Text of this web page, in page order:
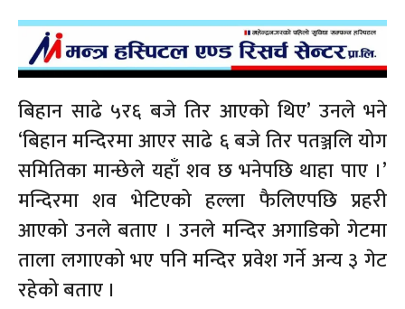
बिहान साढे ५र६ बजे तिर आएको थिए’ उनले भने
‘बिहान मन्दिरमा आएर साढे ६ बजे तिर पतञ्जलि योग
समितिका मान्छेले यहाँ शव छ भनेपछि थाहा पाए ।’
मन्दिरमा शव भेटिएको हल्ला फैलिएपछि प्रहरी
आएको उनले बताए । उनले मन्दिर अगाडिको गेटमा
ताला लगाएको भए पनि मन्दिर प्रवेश गर्ने अन्य ३ गेट
रहेको बताए ।